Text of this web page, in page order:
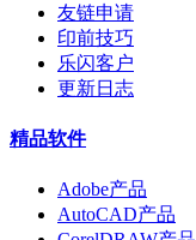
友链申请
印前技巧
乐闪客户
更新日志
精品软件
Adobe产品
AutoCAD产品